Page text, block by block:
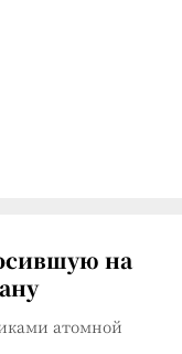
на
атомной